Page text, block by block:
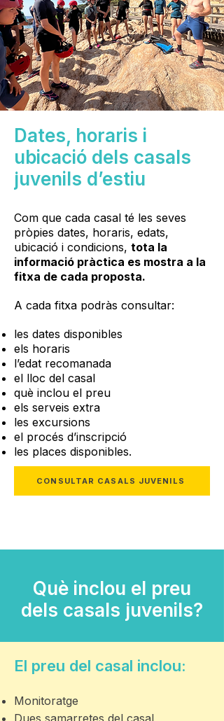
Dates, horaris i
ubicació dels casals
juvenils d’estiu
Com que cada casal té les seves
pròpies dates, horaris, edats,
ubicació i condicions, tota la
informació pràctica es mostra a la
fitxa de cada proposta.
A cada fitxa podràs consultar:
les dates disponibles
els horaris
l’edat recomanada
el lloc del casal
què inclou el preu
els serveis extra
les excursions
el procés d’inscripció
les places disponibles.
CONSULTAR CASALS JUVENILS
Què inclou el preu
dels casals juvenils?
El preu del casal inclou:
Monitoratge
Dues samarretes del casal